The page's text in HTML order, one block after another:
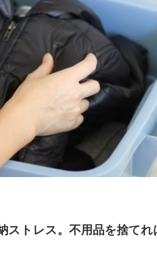
ストレス。不用品を捨てれ